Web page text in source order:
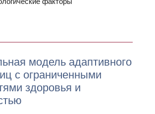
модель адаптивного
с ограниченными
здоровья и